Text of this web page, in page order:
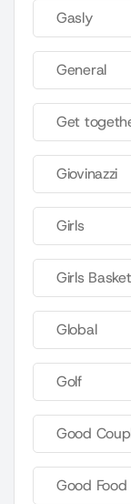
Gasly
General
Get
Giovinazzi
Girls
Girls
Global
Golf
Good
Good Food